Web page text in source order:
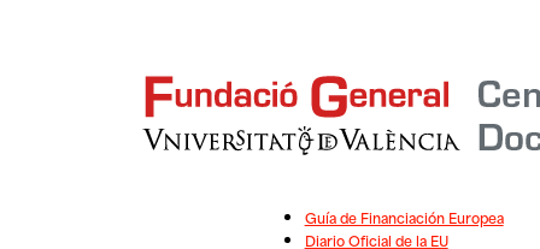
Guía de Financiación Europea
Diario Oficial de la EU